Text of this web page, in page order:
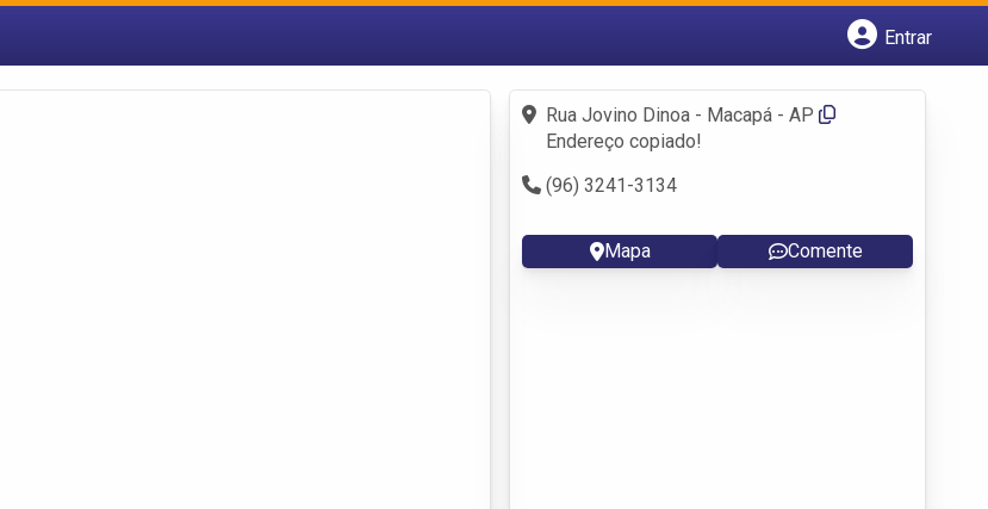
Entrar
Fazer login
Criar conta
Rua Jovino Dinoa - Macapá - AP
Endereço copiado!
(96) 3241-3134
Mapa Comente